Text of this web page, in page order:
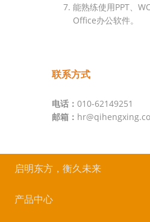
能熟练使用PPT、
Office办公软件。
联系方式
电话：010-62149251
邮箱：
启明东方，衡久未来
产品中心